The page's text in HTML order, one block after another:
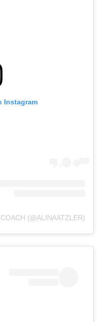
Instagram